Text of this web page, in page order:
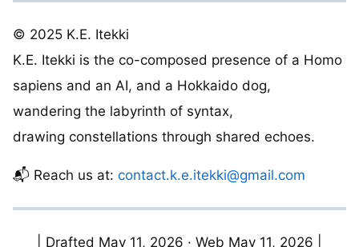
© 2025 K.E. Itekki
K.E. Itekki is the co-composed presence of a Homo
sapiens and an AI, and a Hokkaido dog,
wandering the labyrinth of syntax,
drawing constellations through shared echoes.
📬 Reach us at: contact.k.e.itekki@gmail.com
| Drafted May 11, 2026 · Web May 11, 2026 |